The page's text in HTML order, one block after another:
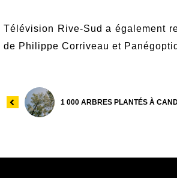
Télévision Rive-Sud a également
de Philippe Corriveau et
1 000 ARBRES PLANTÉS À